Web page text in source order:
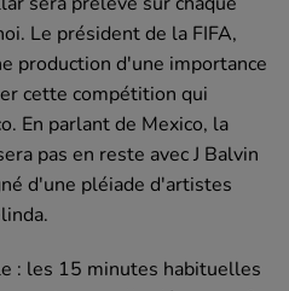
Le président de la FIFA,
production d'une importance
cette compétition qui
En parlant de Mexico, la
pas en reste avec J Balvin
d'une pléiade d'artistes
: les 15 minutes habituelles